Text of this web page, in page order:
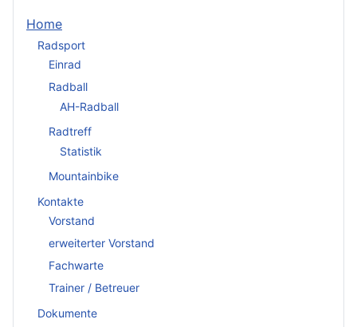
Home
Radsport
Einrad
Radball
AH-Radball
Radtreff
Statistik
Mountainbike
Kontakte
Vorstand
erweiterter Vorstand
Fachwarte
Trainer / Betreuer
Dokumente